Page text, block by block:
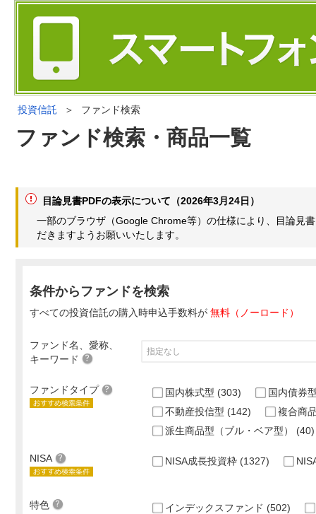
投資信託 ＞ ファンド検索
ファンド検索・商品一覧
目論見書PDFの表示について（2026年3月24日）
一部のブラウザ（Google Chrome等）の仕様により、目論見
だきますようお願いいたします。
条件からファンドを検索
すべての投資信託の購入時申込手数料が 無料（ノーロード）
ファンド名、愛称、
キーワード
ファンドタイプ 国内株式型 (303)
国内債券
不動産投信型 (142)
複合商
派生商品型（ブル・ベア型）
(40)
NISA NISA成長投資枠 (1327)
特色 インデックスファンド (502)